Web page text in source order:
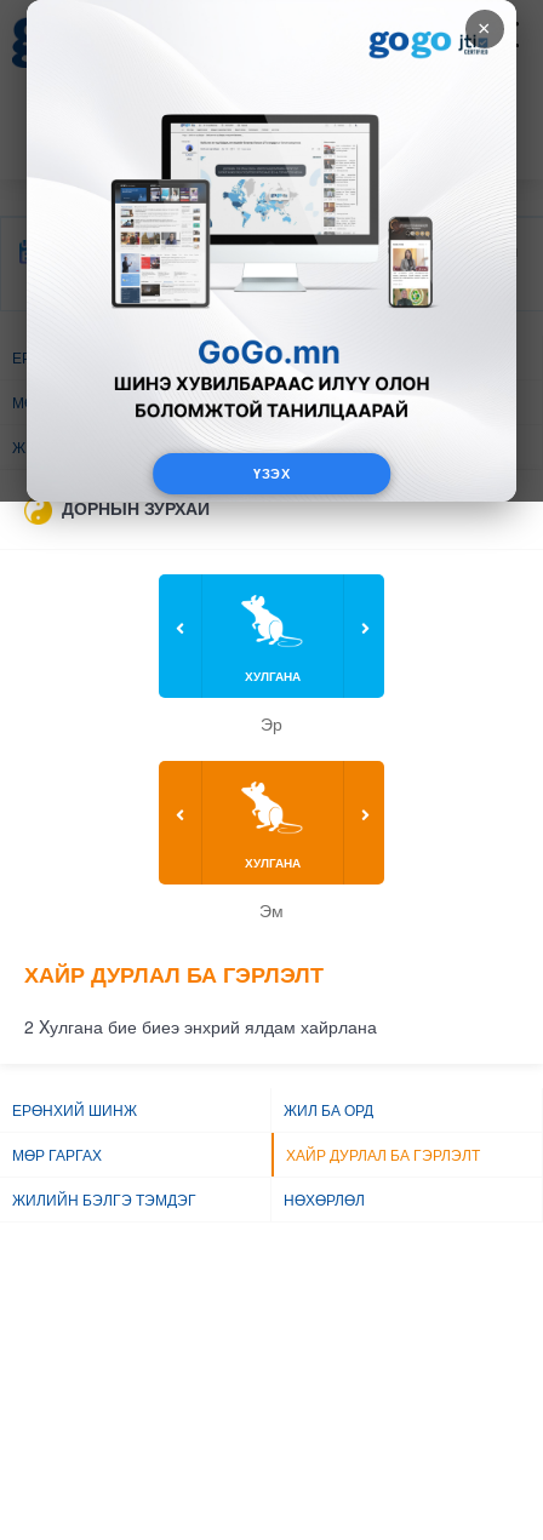
×
ҮЗЭХ
Зурхай
8.07
Өрнийн
зурхай
Дорнын
зурхай
Монгол ёсон
ЕРӨНХИЙ ШИНЖ ЖИЛ БА ОРД
МӨР ГАРГАХ ХАЙР ДУРЛАЛ БА ГЭРЛЭЛТ
ЖИЛИЙН БЭЛГЭ ТЭМДЭГ НӨХӨРЛӨЛ
ДОРНЫН ЗУРХАЙ
ХУЛГАНА
Эр
ХУЛГАНА
Эм
ХАЙР ДУРЛАЛ БА ГЭРЛЭЛТ
2 Xулгана бие биеэ энхрий ялдам хайрлана
ЕРӨНХИЙ ШИНЖ ЖИЛ БА ОРД
МӨР ГАРГАХ ХАЙР ДУРЛАЛ БА ГЭРЛЭЛТ
ЖИЛИЙН БЭЛГЭ ТЭМДЭГ НӨХӨРЛӨЛ